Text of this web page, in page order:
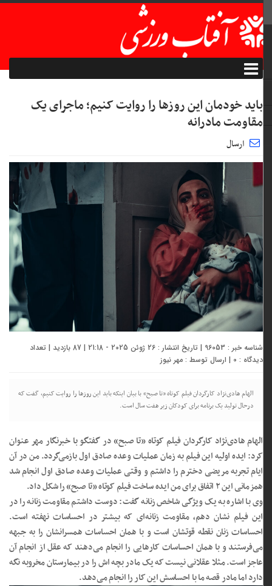
باید خودمان این روزها را روایت کنیم؛ ماجرای یک
مقاومت مادرانه
ارسال
شناسه خبر : 96053 | تاریخ انتشار : 26 ژوئن 2025 - 21:18 | 87 بازدید | تعداد
دیدگاه :0 | ارسال توسط :مهر نیوز
الهام هادی‌نژاد کارگردان فیلم کوتاه «تا صبح» با بیان اینکه باید این روزها را روایت کنیم، گفت که
درحال تولید یک برنامه برای کودکان زیر هفت سال است.
الهام هادی‌نژاد کارگردان فیلم کوتاه «تا صبح» در گفتگو با خبرنگار مهر عنوان
کرد: ایده اولیه این فیلم به زمان عملیات وعده صادق اول بازمی‌گردد. من در آن
ایام تجربه مریضی دخترم را داشتم و وقتی عملیات وعده صادق اول انجام شد
همزمانی این ۲ اتفاق برای من ایده ساخت فیلم کوتاه «تا صبح» را شکل داد.
وی با اشاره به یک ویژگی شاخص زنانه گفت: دوست داشتم مقاومت زنانه را در
این فیلم نشان دهم، مقاومت زنانه‌ای که بیشتر در احساسات نهفته است.
احساسات زنان نقطه قوتشان است و با همان احساسات همسرانشان را به جبهه
می‌فرستند و با همان احساسات کارهایی را انجام می‌دهند که عقل از انجام آن
عاجز است. مثلا عقلانی نیست که یک مادر بچه اش را در بیمارستان مخروبه نگه
دارد اما مادر قصه ما با احساسش این کار را انجام می‌دهد.